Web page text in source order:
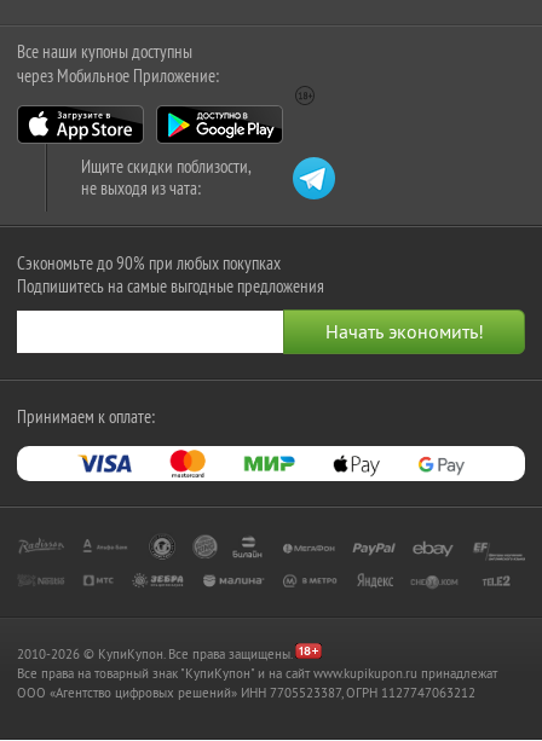
Все наши купоны доступны
через Мобильное Приложение:
Ищите скидки поблизости,
не выходя из чата:
Сэкономьте до 90% при любых покупках
Подпишитесь на самые выгодные предложения
Принимаем к оплате:
2010-2026 © КупиКупон. Все права защищены.
Все права на товарный знак "КупиКупон" и на сайт www.kupikupon.ru принадлежат
OOO «Агентство цифровых решений» ИНН 7705523387, ОГРН 1127747063212